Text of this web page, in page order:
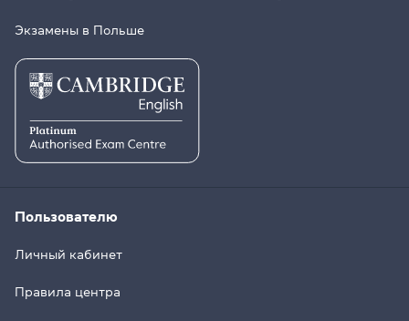
Экзамены в Польше
Пользователю
Личный кабинет
Правила центра